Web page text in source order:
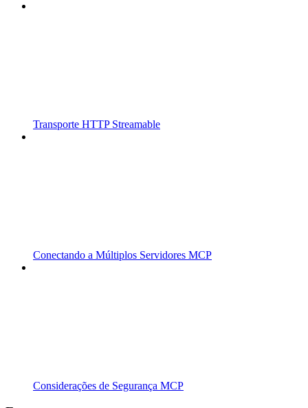
Transporte HTTP Streamable
Conectando a Múltiplos Servidores MCP
Considerações de Segurança MCP